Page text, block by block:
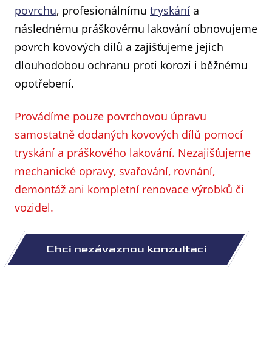
povrchu, profesionálnímu tryskání a
následnému práškovému lakování obnovujeme
povrch kovových dílů a zajišťujeme jejich
dlouhodobou ochranu proti korozi i běžnému
opotřebení.
Provádíme pouze povrchovou úpravu
samostatně dodaných kovových dílů pomocí
tryskání a práškového lakování. Nezajišťujeme
mechanické opravy, svařování, rovnání,
demontáž ani kompletní renovace výrobků či
vozidel.